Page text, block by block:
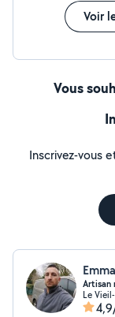
Voir
Vous
Inscrivez-vous
Artisan
Le